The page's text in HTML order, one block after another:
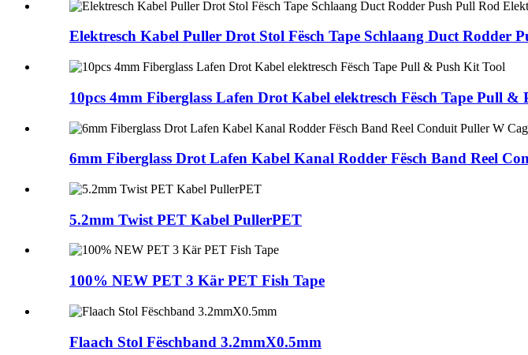
Elektresch Kabel Puller Drot Stol Fësch Tape Schlaang Duct Rodder
10pcs 4mm Fiberglass Lafen Drot Kabel elektresch Fësch Tape Pull &
6mm Fiberglass Drot Lafen Kabel Kanal Rodder Fësch Band Reel
5.2mm Twist PET Kabel PullerPET
100% NEW PET 3 Kär PET Fish Tape
Flaach Stol Fëschband 3.2mmX0.5mm